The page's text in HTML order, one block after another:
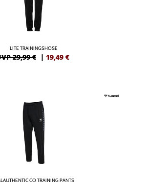
LITE TRAININGSHOSE
29,99 € | 19,49 €
CO TRAINING PANTS